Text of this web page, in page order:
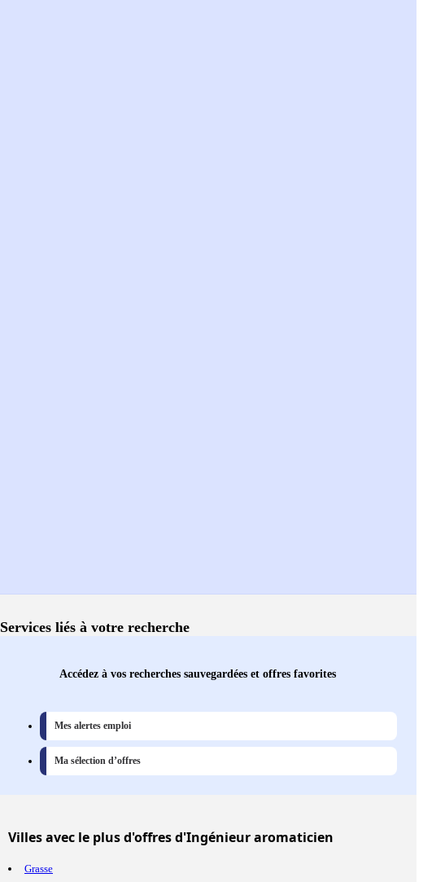
Services liés à votre recherche
Accédez à vos recherches sauvegardées et offres favorites
Mes alertes emploi
Ma sélection d’offres
Villesavec le plus d'offres d'Ingénieur aromaticien
Grasse